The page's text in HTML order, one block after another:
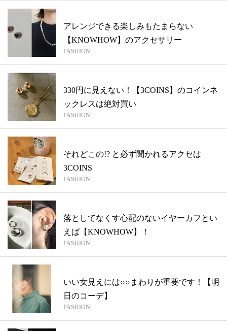
アレンジできる楽しみもたまらない
【KNOWHOW】のアクセサリー
FASHION
330円に見えない！【3COINS】のコインネ
ックレスは絶対買い
FASHION
それどこの!? と必ず聞かれるアクセは
3COINS
FASHION
落としてなくす心配のないイヤーカフとい
えば【KNOWHOW】！
FASHION
いい女見えには○○まわりが重要です！【明
日のコーデ】
FASHION